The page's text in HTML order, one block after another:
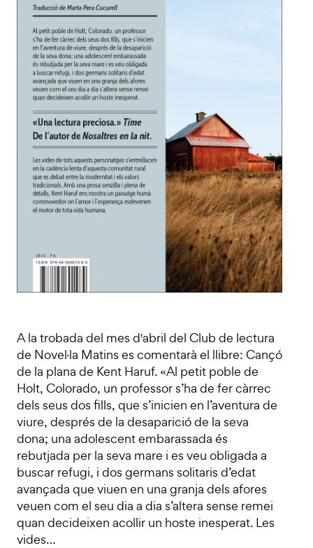
A la trobada del mes d'abril del Club de lectura
de Novel·la Matins es comentarà el llibre: Cançó
de la plana de Kent Haruf. «Al petit poble de
Holt, Colorado, un professor s’ha de fer càrrec
dels seus dos fills, que s’inicien en l’aventura de
viure, després de la desaparició de la seva
dona; una adolescent embarassada és
rebutjada per la seva mare i es veu obligada a
buscar refugi, i dos germans solitaris d’edat
avançada que viuen en una granja dels afores
veuen com el seu dia a dia s’altera sense remei
quan decideixen acollir un hoste inesperat. Les
vides…